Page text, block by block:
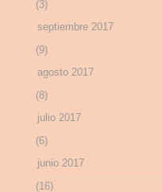
(3)
septiembre 2017
(9)
agosto 2017
(8)
julio 2017
(6)
junio 2017
(16)